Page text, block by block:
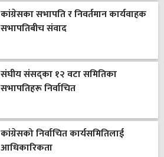
कांग्रेसका सभापति र निवर्तमान कार्यवाहक
सभापतिबीच संवाद
संघीय संसद्का १२ वटा समितिका
सभापतिहरू निर्वाचित
कांग्रेसको निर्वाचित कार्यसमितिलाई
आधिकारिकता